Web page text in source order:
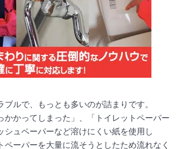
ブルで、もっとも多いのが詰まりです。
かかってしまった」、「トイレットペーパー
シュペーパーなど溶けにくい紙を使用し
ペーパーを大量に流そうとしたため流れなく